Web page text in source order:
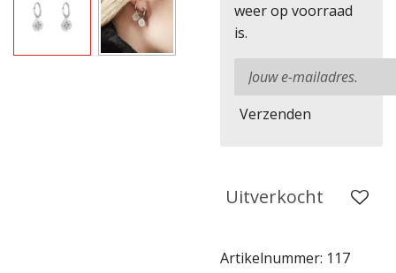
weer op voorraad
is.
Verzenden
Uitverkocht
Artikelnummer: 117